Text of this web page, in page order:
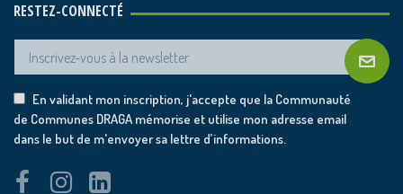
RESTEZ-CONNECTÉ
En validant mon inscription, j'accepte que la Communauté
de Communes DRAGA mémorise et utilise mon adresse email
dans le but de m'envoyer sa lettre d’informations.